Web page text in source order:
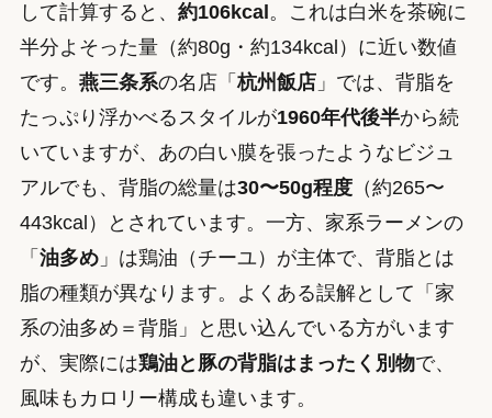
して計算すると、 約106kcal 。これは白米を茶碗に
半分よそった量（約80g・約134kcal）に近い数値
です。 燕三条系の名店「杭州飯店」では、背脂を
たっぷり浮かべるスタイルが1960年代後半から続
いていますが、あの白い膜を張ったようなビジュ
アルでも、背脂の総量は30〜50g程度（約265〜
443kcal）とされています。一方、家系ラーメンの
「 油多め」は鶏油（チーユ）が主体で、背脂とは
脂の種類が異なります。よくある誤解として「家
系の油多め＝背脂」と思い込んでいる方がいます
が、実際には鶏油と豚の背脂はまったく別物で、
風味もカロリー構成も違います。